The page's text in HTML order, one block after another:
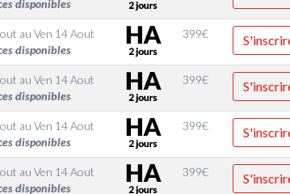
disponibles
auVen 14 Aout
disponibles
399€
auVen 14 Aout
disponibles
399€
auVen 14 Aout
disponibles
399€
auVen 14 Aout
disponibles
399€